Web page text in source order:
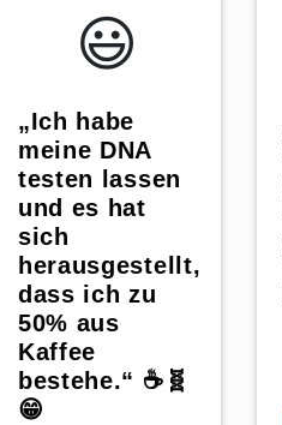
😃️
„Ich habe
meine DNA
testen lassen
und es hat
sich
herausgestellt,
dass ich zu
50% aus
Kaffee
bestehe.“ ☕🧬
😁